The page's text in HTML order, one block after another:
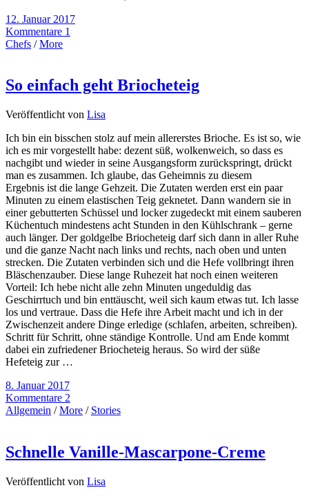
12. Januar 2017
Kommentare 1
Chefs /More
So einfach geht Briocheteig
Veröffentlicht von Lisa
Ich bin ein bisschen stolz auf mein allererstes Brioche. Es ist so, wie
ich es mir vorgestellt habe: dezent süß, wolkenweich, so dass es
nachgibt und wieder in seine Ausgangsform zurückspringt, drückt
man es zusammen. Ich glaube, das Geheimnis zu diesem
Ergebnis ist die lange Gehzeit. Die Zutaten werden erst ein paar
Minuten zu einem elastischen Teig geknetet. Dann wandern sie in
einer gebutterten Schüssel und locker zugedeckt mit einem sauberen
Küchentuch mindestens acht Stunden in den Kühlschrank – gerne
auch länger. Der goldgelbe Briocheteig darf sich dann in aller Ruhe
und die ganze Nacht nach links und rechts, nach oben und unten
strecken. Die Zutaten verbinden sich und die Hefe vollbringt ihren
Bläschenzauber. Diese lange Ruhezeit hat noch einen weiteren
Vorteil: Ich hebe nicht alle zehn Minuten ungeduldig das
Geschirrtuch und bin enttäuscht, weil sich kaum etwas tut. Ich lasse
los und vertraue. Dass die Hefe ihre Arbeit macht und ich in der
Zwischenzeit andere Dinge erledige (schlafen, arbeiten, schreiben).
Schritt für Schritt, ohne ständige Kontrolle. Und am Ende kommt
dabei ein zufriedener Briocheteig heraus. So wird der süße
Hefeteig zur …
8. Januar 2017
Kommentare 2
Allgemein /More / Stories
Schnelle Vanille-Mascarpone-Creme
Veröffentlicht von Lisa